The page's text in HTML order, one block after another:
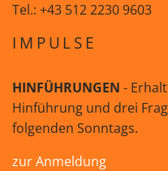
Tel.: +43 512 2230 9603
IMPULSE
HINFÜHRUNGEN -
Hinführung und drei
folgenden Sonntags.
zur Anmeldung